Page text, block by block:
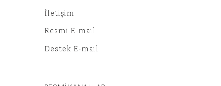
İletişim
Resmi E-mail
Destek E-mail